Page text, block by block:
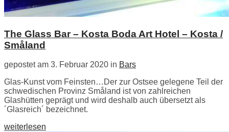
The Glass Bar – Kosta Boda Art Hotel – Kosta /
Småland
gepostet am 3. Februar 2020 in Bars
Glas-Kunst vom Feinsten…Der zur Ostsee gelegene Teil der
schwedischen Provinz Småland ist von zahlreichen
Glashütten geprägt und wird deshalb auch übersetzt als
´Glasreich´ bezeichnet.
weiterlesen